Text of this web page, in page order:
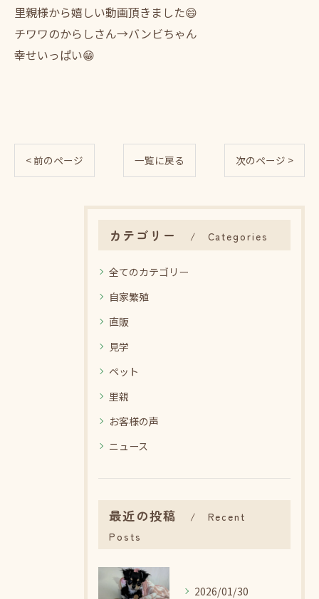
里親様から嬉しい動画頂きました😄
チワワのからしさん→バンビちゃん
幸せいっぱい😁
< 前のページ 一覧に戻る 次のページ >
カテゴリー Categories
全てのカテゴリー
自家繁殖
直販
見学
ペット
里親
お客様の声
ニュース
最近の投稿
Recent
Posts
2026/01/30